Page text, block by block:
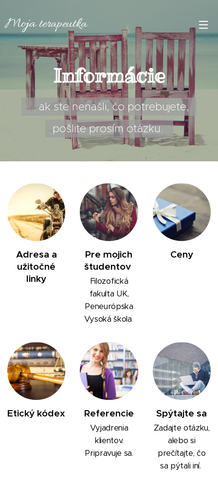
Mojaterapeutka
Informácie
... ak ste nenašli, čo potrebujete,
pošlite prosím otázku.
Adresa a
užitočné
linky
Pre mojich
študentov
Filozofická
fakulta UK,
Peneurópska
Vysoká škola
Ceny
Etický kódex Referencie
Vyjadrenia
klientov.
Pripravuje sa.
Spýtajte sa
Zadajte otázku,
alebo si
prečítajte, čo
sa pýtali iní.